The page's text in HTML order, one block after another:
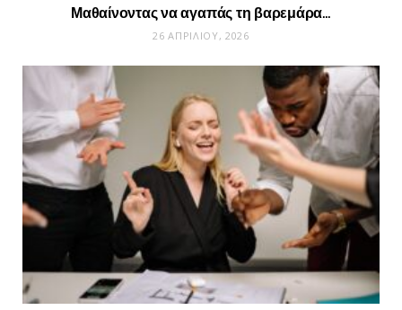
Μαθαίνοντας να αγαπάς τη βαρεμάρα…
26 ΑΠΡΙΛΊΟΥ, 2026